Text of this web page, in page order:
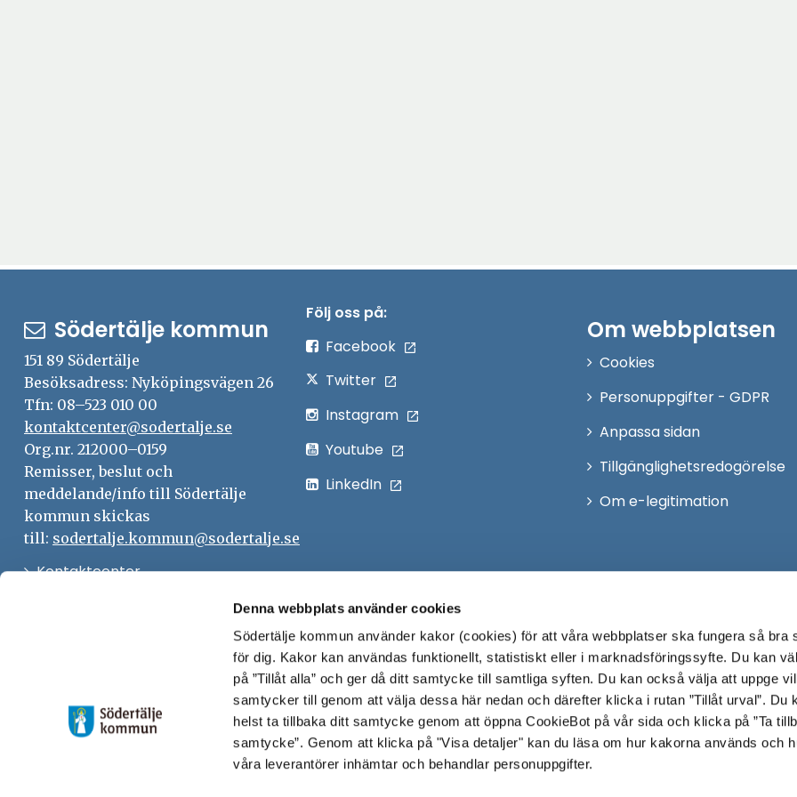
Denna webbplats använder cookies
Södertälje kommun använder kakor (cookies) för att våra webbplatser ska fungera så bra
för dig. Kakor kan användas funktionellt, statistiskt eller i marknadsföringssyfte. Du kan
på ”Tillåt alla” och ger då ditt samtycke till samtliga syften. Du kan också välja att uppge
samtycker till genom att välja dessa här nedan och därefter klicka i rutan ”Tillåt urval”. Du
helst ta tillbaka ditt samtycke genom att öppna CookieBot på vår sida och klicka på ”Ta
samtycke”. Genom att klicka på "Visa detaljer" kan du läsa om hur kakorna används och
våra leverantörer inhämtar och behandlar personuppgifter.
Södertälje kommun
151 89 Södertälje
Besöksadress: Nyköpingsvägen 26
Tfn: 08–523 010 00
kontaktcenter@sodertalje.se
Org.nr. 212000–0159
Remisser, beslut och
meddelande/info till Södertälje
kommun skickas
till: sodertalje.kommun@sodertalje.se
KontaktcenterÖppna
fönster
Anslagstavla
Skicka faktura till Södertälje
Följ oss på:
Facebook
Twitter
Instagram
Youtube
LinkedIn
Om webbplatsen
Cookies
Personuppgifter - GDPR
Anpassa sidan
Tillgänglighetsredogörelse
Om e-legitimation